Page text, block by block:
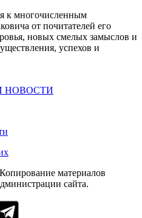
к многочисленным
от почитателей его
новых смелых замыслов и
успехов и
НОВОСТИ
материалов
сайта.